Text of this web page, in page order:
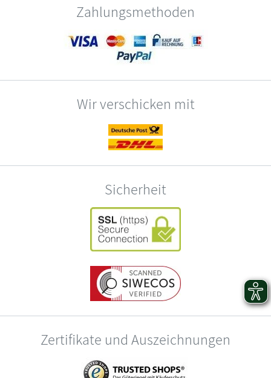
Zahlungsmethoden
Wir verschicken mit
Sicherheit
Zertifikate und Auszeichnungen